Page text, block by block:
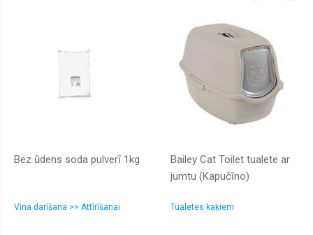
Bez ūdens soda pulverī 1kg
Vīna darīšana >> Attīrīšanai
Bailey Cat Toilet tualete ar
jumtu (Kapučīno)
Tualetes kaķiem